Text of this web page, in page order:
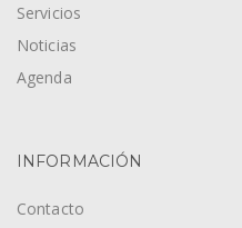
Servicios
Noticias
Agenda
INFORMACIÓN
Contacto